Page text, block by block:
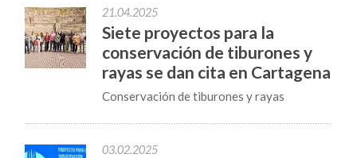
21.04.2025
Siete proyectos para la
conservación de tiburones y
rayas se dan cita en Cartagena
Conservación de tiburones y rayas
03.02.2025